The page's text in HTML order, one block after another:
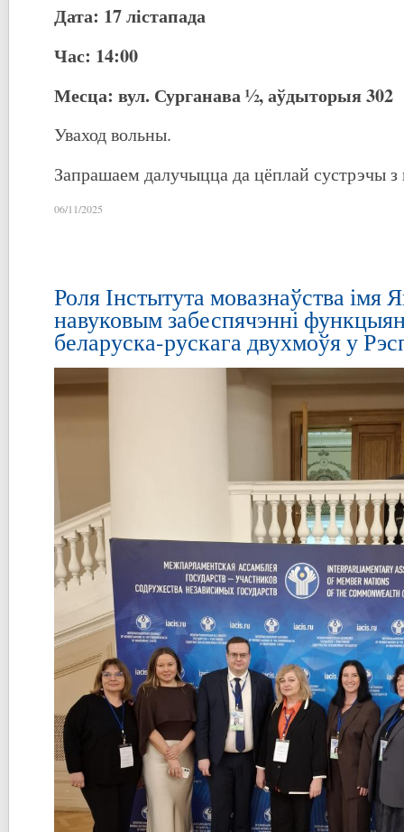
Дата: 17 лістапада
Час: 14:00
Месца: вул. Сурганава ½, аўдыторыя 302
Уваход вольны.
Запрашаем далучыцца да цёплай сустрэчы з
06/11/2025
Роля Інстытута мовазнаўства імя
навуковым забеспячэнні
беларуска-рускага двухмоўя у